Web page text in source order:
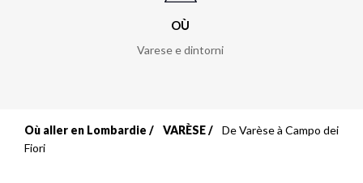
OÙ
Varese e dintorni
Fil
Où aller en Lombardie VARÈSE
De Varèse à Campo dei
Fiori